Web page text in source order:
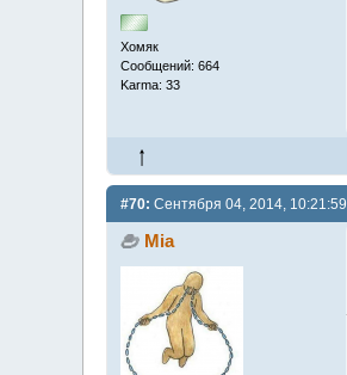
Хомяк
Сообщений: 664
Karma: 33
#70: Сентября 04, 2014, 10:21:59
Mia